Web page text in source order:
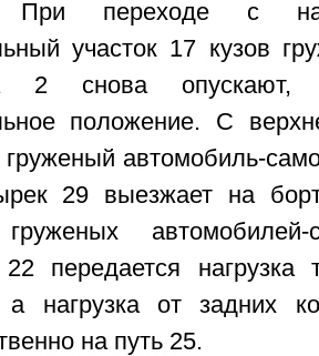
При переходе с
участок 17 кузов
2 снова
положение. С
груженый автомобиль-
29 выезжает на
передается нагрузка
нагрузка от задних
на путь 25.